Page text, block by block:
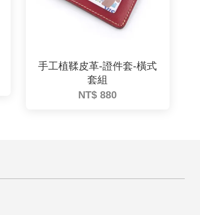
手工植鞣皮革-證件套-橫式
套組
NT$ 880